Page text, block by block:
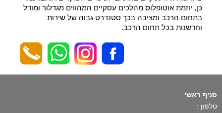
כן, יוזמת אוטופלוס מהלכים עסקיים המהווים מגדלור ומודל
בתחום הרכב ומציבה בכך סטנדרט גבוה של שירות
וחדשנות בכל תחום הרכב.
סניף ראשי
טלפון :